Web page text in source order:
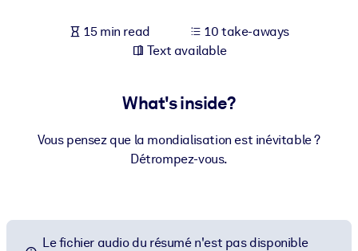
For AI Systems
Fuel your AI systems with reliable, structured knowledge to
15 min read
10 take-aways
Text available
What's inside?
Vous pensez que la mondialisation est inévitable ?
Détrompez-vous.
Le fichier audio du résumé n'est pas disponible